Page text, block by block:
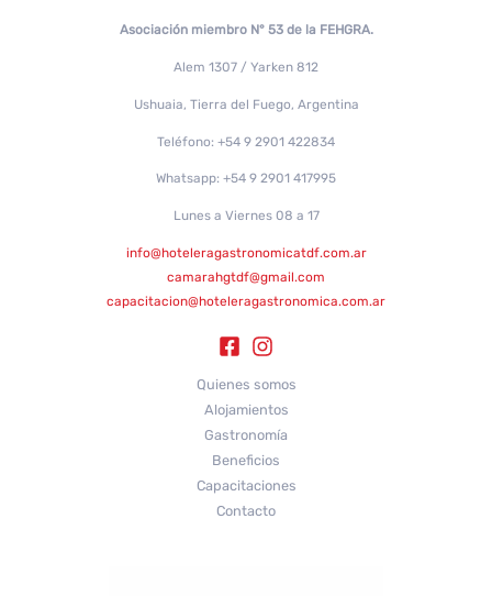
Asociación miembro N° 53 de la FEHGRA.
Alem 1307 / Yarken 812
Ushuaia, Tierra del Fuego, Argentina
Teléfono: +54 9 2901 422834
Whatsapp: +54 9 2901 417995
Lunes a Viernes 08 a 17
info@hoteleragastronomicatdf.com.ar
camarahgtdf@gmail.com
capacitacion@hoteleragastronomica.com.ar
Quienes somos
Alojamientos
Gastronomía
Beneficios
Capacitaciones
Contacto